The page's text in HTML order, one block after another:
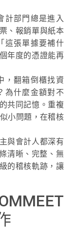
計部門總是進入
、報銷單與紙本
這張單據要補什
年度的憑證能再
，翻箱倒櫃找資
為什麼金額對不
共同記憶。重複
小問題，在稽核
與會計人都深有
清晰、完整、無
的稽核軌跡，讓